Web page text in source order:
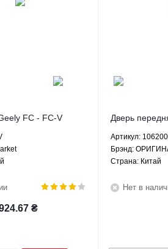
FC - FC-V
₴
Дверь
Артикул:
Брэнд:
Страна: Китай
Нет в